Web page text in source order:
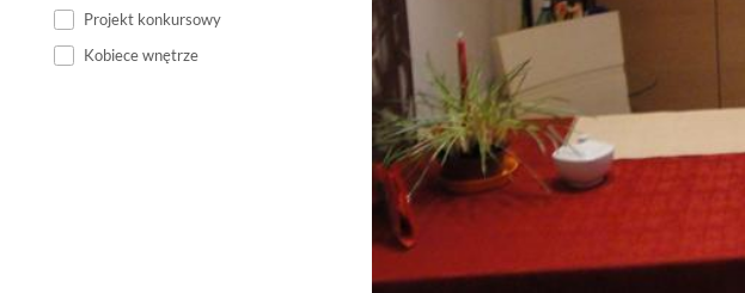
Projekt konkursowy
Kobiece wnętrze